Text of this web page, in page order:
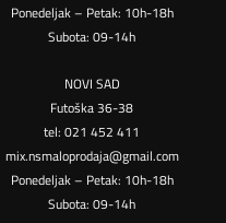
Ponedeljak – Petak: 10h-18h
Subota: 09-14h
NOVI SAD
Futoška 36-38
tel: 021 452 411
mix.nsmaloprodaja@gmail.com
Ponedeljak – Petak: 10h-18h
Subota: 09-14h